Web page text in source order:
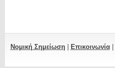
Νομική Σημείωση| Επικοινωνία|